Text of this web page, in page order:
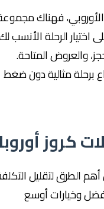
فهناك مجموعة
الرحلة الأنسب لك
والعروض المتاحة.
مثالية دون ضغط
كروز أوروبا
الطرق لتقليل التكلفة.
وخيارات أوسع